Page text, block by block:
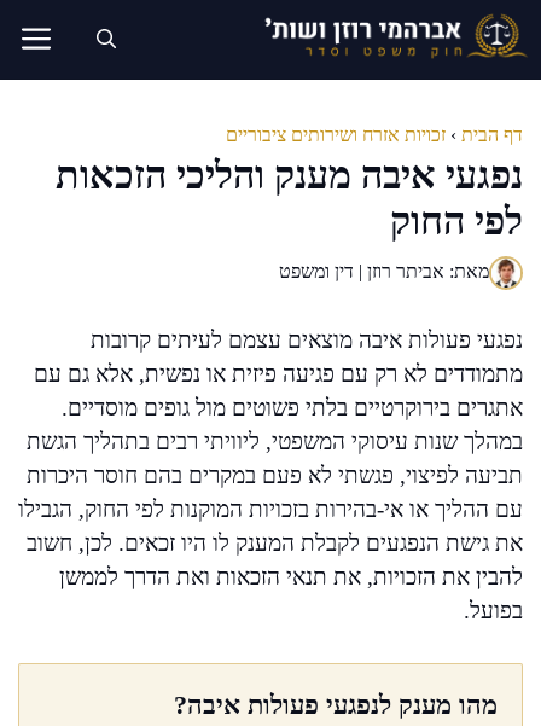
לדלג
לתוכן
דף הבית › זכויות אזרח ושירותים ציבוריים
נפגעי איבה מענק והליכי הזכאות
לפי החוק
מאת: אביתר רוזן | דין ומשפט
נפגעי פעולות איבה מוצאים עצמם לעיתים קרובות
מתמודדים לא רק עם פגיעה פיזית או נפשית, אלא גם עם
אתגרים בירוקרטיים בלתי פשוטים מול גופים מוסדיים.
במהלך שנות עיסוקי המשפטי, ליוויתי רבים בתהליך הגשת
תביעה לפיצוי, פגשתי לא פעם במקרים בהם חוסר היכרות
עם ההליך או אי-בהירות בזכויות המוקנות לפי החוק, הגבילו
את גישת הנפגעים לקבלת המענק לו היו זכאים. לכן, חשוב
להבין את הזכויות, את תנאי הזכאות ואת הדרך לממשן
בפועל.
מהו מענק לנפגעי פעולות איבה?